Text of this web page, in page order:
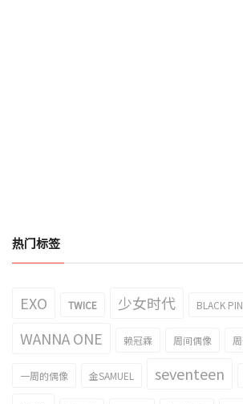
热门标签
EXO TWICE 少女时代 BLACK
WANNA ONE 赖冠霖 周间偶像
一周的偶像 金SAMUEL seventeen